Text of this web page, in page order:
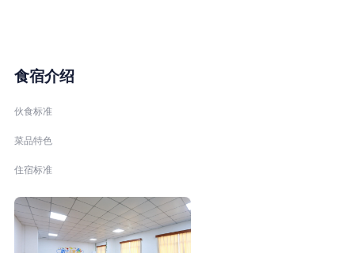
食宿介绍
伙食标准
菜品特色
住宿标准